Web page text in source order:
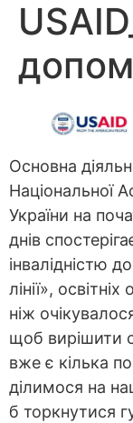
Основна
Національної
України на
днів
інвалідністю
лінії»,
ніж
щоб вирішити
вже є кілька
ділимося на
б торкнутися